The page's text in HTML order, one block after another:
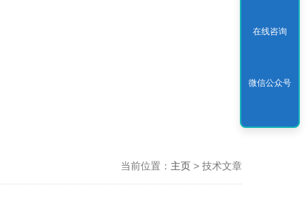
当前位置： 主页> 技术文章
在线咨询
微信公众号